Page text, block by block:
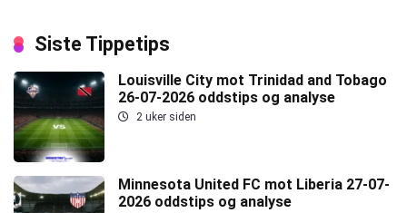
Siste Tippetips
Louisville City mot Trinidad and Tobago
26-07-2026 oddstips og analyse
2 uker siden
Minnesota United FC mot Liberia 27-07-
2026 oddstips og analyse